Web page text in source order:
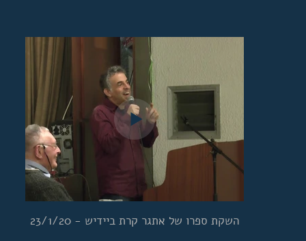
השקת ספרו של אתגר קרת ביידיש - 23/1/20